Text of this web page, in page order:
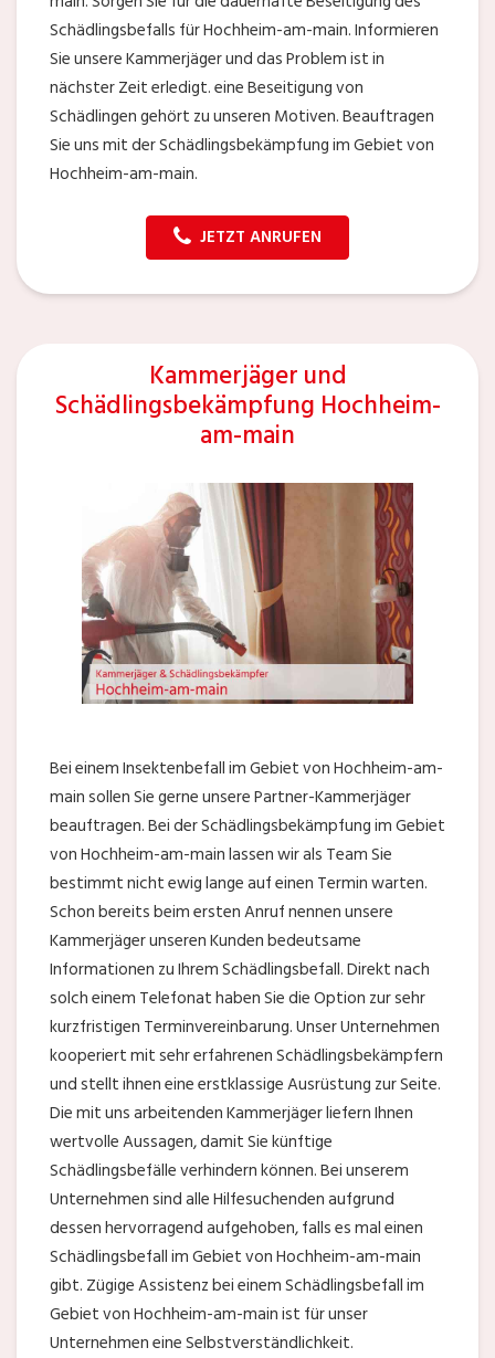
Schädlingsbefalls für Hochheim-am-main. Informieren
Sie unsere Kammerjäger und das Problem ist in
nächster Zeit erledigt. eine Beseitigung von
Schädlingen gehört zu unseren Motiven. Beauftragen
Sie uns mit der Schädlingsbekämpfung im Gebiet von
Hochheim-am-main.
JETZT ANRUFEN
Kammerjäger und
Schädlingsbekämpfung Hochheim-
am-main
Bei einem Insektenbefall im Gebiet von Hochheim-am-
main sollen Sie gerne unsere Partner-Kammerjäger
beauftragen. Bei der Schädlingsbekämpfung im Gebiet
von Hochheim-am-main lassen wir als Team Sie
bestimmt nicht ewig lange auf einen Termin warten.
Schon bereits beim ersten Anruf nennen unsere
Kammerjäger unseren Kunden bedeutsame
Informationen zu Ihrem Schädlingsbefall. Direkt nach
solch einem Telefonat haben Sie die Option zur sehr
kurzfristigen Terminvereinbarung. Unser Unternehmen
kooperiert mit sehr erfahrenen Schädlingsbekämpfern
und stellt ihnen eine erstklassige Ausrüstung zur Seite.
Die mit uns arbeitenden Kammerjäger liefern Ihnen
wertvolle Aussagen, damit Sie künftige
Schädlingsbefälle verhindern können. Bei unserem
Unternehmen sind alle Hilfesuchenden aufgrund
dessen hervorragend aufgehoben, falls es mal einen
Schädlingsbefall im Gebiet von Hochheim-am-main
gibt. Zügige Assistenz bei einem Schädlingsbefall im
Gebiet von Hochheim-am-main ist für unser
Unternehmen eine Selbstverständlichkeit.